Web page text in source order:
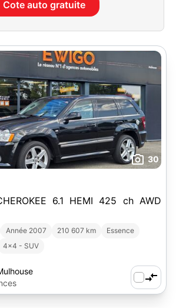
Cote auto gratuite
30
6.1 HEMI 425 ch AWD
Année 2007 210 607 km
Essence
4x4 - SUV